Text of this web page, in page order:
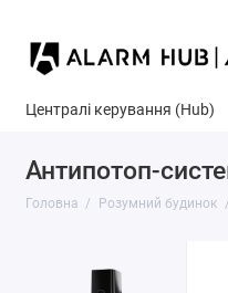
Централі керування (Hub)
Антипотоп-
Головна Розумний будинок